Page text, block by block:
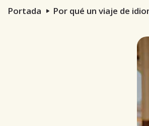
Portada Por qué un viaje de